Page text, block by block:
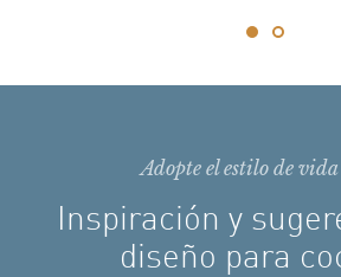
Adopte el estilo de
Inspiración y
diseño para